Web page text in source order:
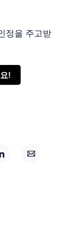
정을 주고받
!